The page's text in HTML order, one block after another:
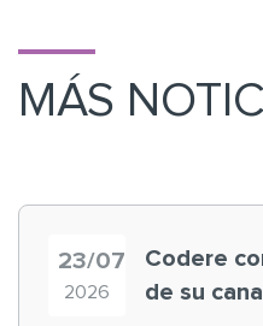
MÁS
23/07
2026
Codere
de su